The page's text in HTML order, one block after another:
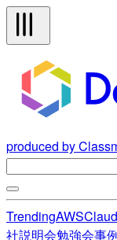
produced by
TrendingAWS
社説明会勉強会事